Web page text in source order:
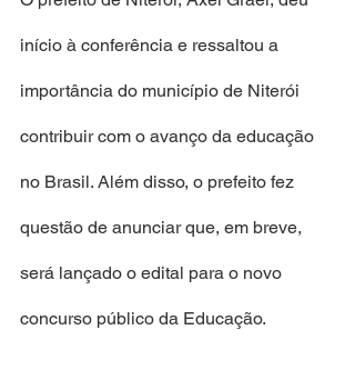
início à conferência e ressaltou a
importância do município de Niterói
contribuir com o avanço da educação
no Brasil. Além disso, o prefeito fez
questão de anunciar que, em breve,
será lançado o edital para o novo
concurso público da Educação.